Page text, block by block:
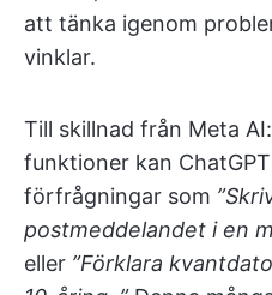
att tänka igenom
vinklar.
Till skillnad från Meta
funktioner kan
förfrågningar som
postmeddelandet i en
eller ”Förklara